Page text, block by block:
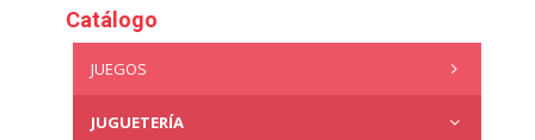
Catálogo
JUEGOS
JUGUETERÍA